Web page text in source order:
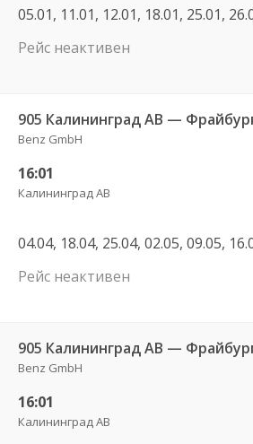
Рейс неактивен
905 Калининград АВ —
Benz GmbH
16:01
Калининград АВ
Рейс неактивен
905 Калининград АВ —
Benz GmbH
16:01
Калининград АВ